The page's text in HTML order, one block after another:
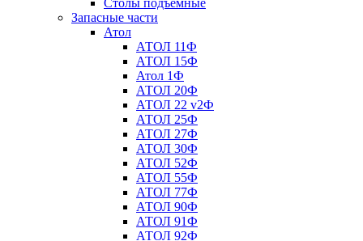
Столы подъемные
Запасные части
Атол
АТОЛ 11Ф
АТОЛ 15Ф
Атол 1Ф
АТОЛ 20Ф
АТОЛ 22 v2Ф
АТОЛ 25Ф
АТОЛ 27Ф
АТОЛ 30Ф
АТОЛ 52Ф
АТОЛ 55Ф
АТОЛ 77Ф
АТОЛ 90Ф
АТОЛ 91Ф
АТОЛ 92Ф